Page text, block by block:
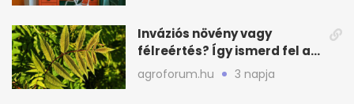
Inváziós növény vagy
félreértés? Így ismerd fel a
valódi kockázatot
agroforum.hu 3 napja